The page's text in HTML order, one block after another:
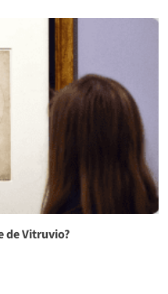
de Vitruvio?